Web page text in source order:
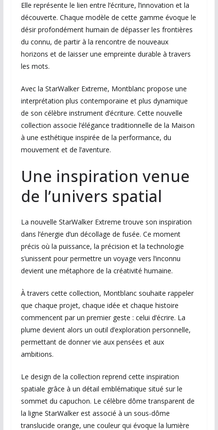
Elle représente le lien entre l’écriture, l’innovation et la
découverte. Chaque modèle de cette gamme évoque le
désir profondément humain de dépasser les frontières
du connu, de partir à la rencontre de nouveaux
horizons et de laisser une empreinte durable à travers
les mots.
Avec la StarWalker Extreme, Montblanc propose une
interprétation plus contemporaine et plus dynamique
de son célèbre instrument d’écriture. Cette nouvelle
collection associe l’élégance traditionnelle de la Maison
à une esthétique inspirée de la performance, du
mouvement et de l’aventure.
Une inspiration venue
de l’univers spatial
La nouvelle StarWalker Extreme trouve son inspiration
dans l’énergie d’un décollage de fusée. Ce moment
précis où la puissance, la précision et la technologie
s’unissent pour permettre un voyage vers l’inconnu
devient une métaphore de la créativité humaine.
À travers cette collection, Montblanc souhaite rappeler
que chaque projet, chaque idée et chaque histoire
commencent par un premier geste : celui d’écrire. La
plume devient alors un outil d’exploration personnelle,
permettant de donner vie aux pensées et aux
ambitions.
Le design de la collection reprend cette inspiration
spatiale grâce à un détail emblématique situé sur le
sommet du capuchon. Le célèbre dôme transparent de
la ligne StarWalker est associé à un sous-dôme
translucide orange, une couleur qui évoque la lumière